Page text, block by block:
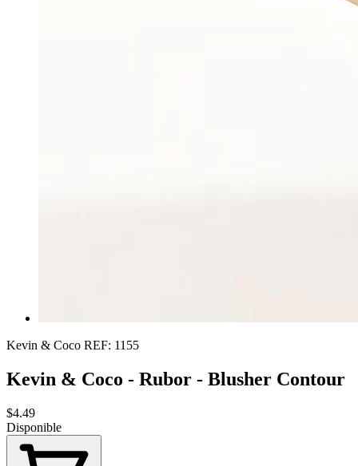
Kevin & Coco REF: 1155
Kevin & Coco - Rubor - Blusher Contour
$4.49
Disponible